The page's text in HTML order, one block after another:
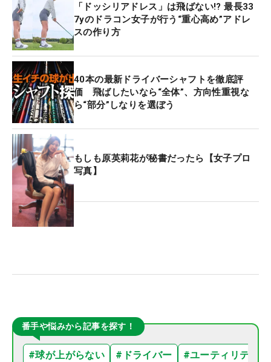
「ドッシリアドレス」は飛ばない!? 最長33
7yのドラコン女子が行う“重心高め”アドレ
スの作り方
40本の最新ドライバーシャフトを徹底評
価 飛ばしたいなら“全体”、方向性重視な
ら“部分”しなりを選ぼう
もしも原英莉花が秘書だったら【女子プロ
写真】
番手や悩みから記事を探す！
#球が上がらない # ドライバー #ユーティリティ